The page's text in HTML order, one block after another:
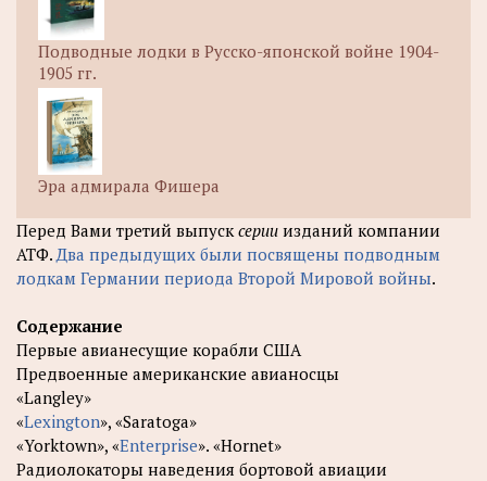
Подводные лодки в Русско-японской войне 1904-
1905 гг.
Эра адмирала Фишера
Перед Вами третий выпусксерии изданий компании
АТФ.Два предыдущих были посвящены подводным
лодкам Германии периода Второй Мировой войны.
Содержание
Первые авианесущие корабли США
Предвоенные американские авианосцы
«Langley»
«Lexington», «Saratoga»
«Yorktown», «Enterprise». «Hornet»
Радиолокаторы наведения бортовой авиации